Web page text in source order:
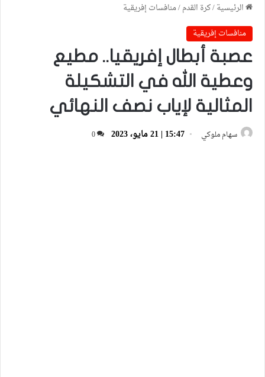
الرئيسية/كرة القدم/منافسات إفريقية
منافسات إفريقية
عصبة أبطال إفريقيا.. مطيع
وعطية الله في التشكيلة
المثالية لإياب نصف النهائي
سهام ملوكي 15:47 | 21 مايو، 2023 0